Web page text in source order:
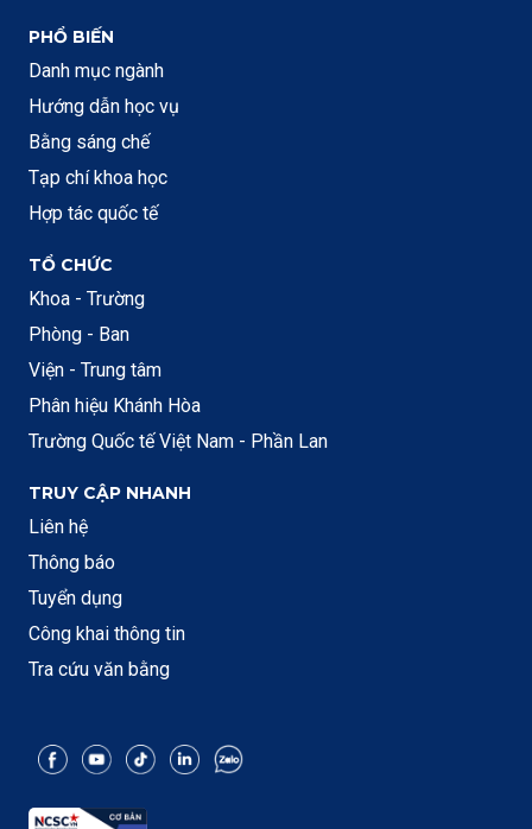
PHỔ BIẾN
Danh mục ngành
Hướng dẫn học vụ
Bằng sáng chế
Tạp chí khoa học
Hợp tác quốc tế
TỔ CHỨC
Khoa - Trường
Phòng - Ban
Viện - Trung tâm
Phân hiệu Khánh Hòa
Trường Quốc tế Việt Nam - Phần Lan
TRUY CẬP NHANH
Liên hệ
Thông báo
Tuyển dụng
Công khai thông tin
Tra cứu văn bằng